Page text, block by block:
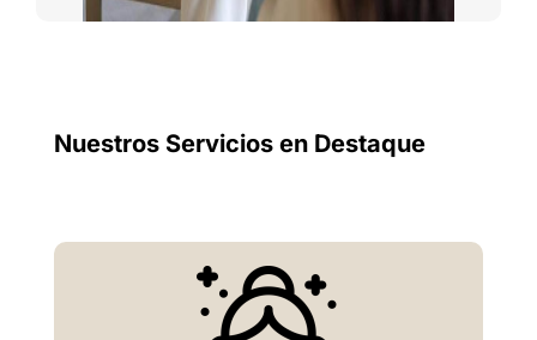
Nuestros Servicios en Destaque